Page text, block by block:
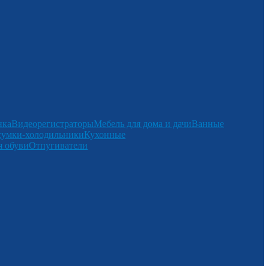
ВидеорегистраторыМебель для дома и дачиВанные
холодильникиКухонные
обувиОтпугиватели